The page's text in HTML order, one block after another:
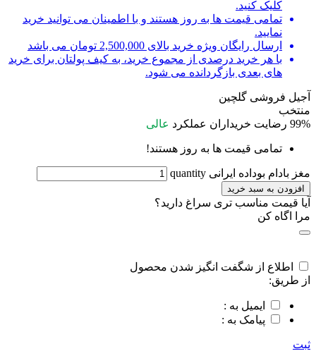
کلیک کنید.
تمامی قیمت ها به روز هستند و با اطمینان می توانید خرید
نمایید.
ارسال رایگان ویژه خرید بالای 2,500,000 تومان می باشد
با هر خرید درصدی از مجموع خرید، به کیف پولتان برای خرید
های بعدی بازگردانده می شود.
آجیل فروشی گلچین
منتخب
99% رضایت خریداران عملکرد عالی
تمامی قیمت ها به روز هستند!
مغز بادام بوداده ایرانی quantity
افزودن به سبد خرید
آیا قیمت مناسب تری سراغ دارید؟
مرا اگاه کن
اطلاع از شگفت انگیز شدن محصول
از طریق:
ایمیل به :
پیامک به :
ثبت